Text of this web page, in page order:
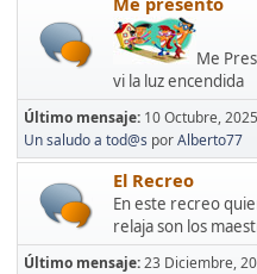
Me
vi la luz encendida
Último mensaje: 10 Octubre,
Un saludo a tod@s porAlberto77
El Recreo
En este recreo
relaja son los
Último mensaje:23 Diciembre,